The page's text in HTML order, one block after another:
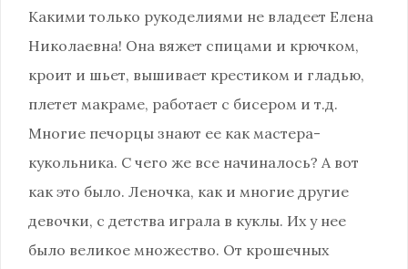
Какими только рукоделиями не владеет Елена
Николаевна! Она вяжет спицами и крючком,
кроит и шьет, вышивает крестиком и гладью,
плетет макраме, работает с бисером и т.д.
Многие печорцы знают ее как мастера-
кукольника. С чего же все начиналось? А вот
как это было. Леночка, как и многие другие
девочки, с детства играла в куклы. Их у нее
было великое множество. От крошечных